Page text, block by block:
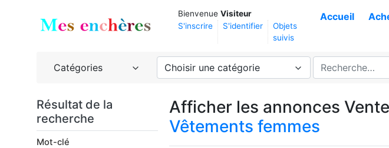
Bienvenue Visiteur
S'inscrire
S'identifier
Objets
suivis
Accueil
Catégories Choisir une catégorie
Résultat de la
recherche
Mot-clé
Afficher les annonces
Vêtements femmes